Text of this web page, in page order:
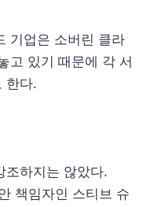
기업은 소버린 클라
고 있기 때문에 각 서
한다.
조하지는 않았다.
책임자인 스티브 슈